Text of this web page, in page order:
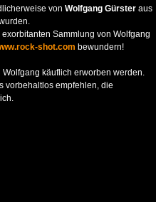
von Wolfgang Gürster aus
Sammlung von Wolfgang
shot.com bewundern!
käuflich erworben werden.
vorbehaltlos empfehlen, die